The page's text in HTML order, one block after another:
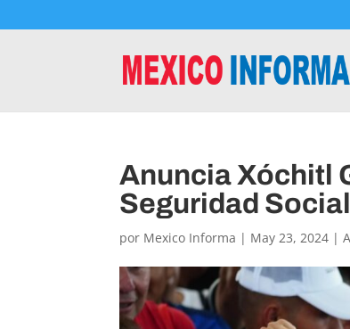
Anuncia Xóchitl
Seguridad Social
por Mexico Informa | May 23, 2024 |